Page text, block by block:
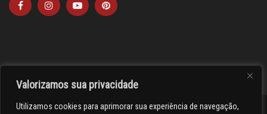
Valorizamos sua privacidade
Utilizamos cookies para aprimorar sua experiência de navegação,